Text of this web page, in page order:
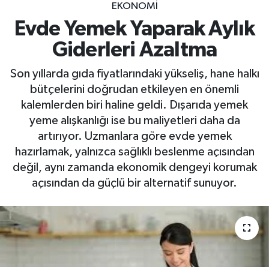
EKONOMİ
Evde Yemek Yaparak Aylık
Giderleri Azaltma
Son yıllarda gıda fiyatlarındaki yükseliş, hane halkı
bütçelerini doğrudan etkileyen en önemli
kalemlerden biri haline geldi. Dışarıda yemek
yeme alışkanlığı ise bu maliyetleri daha da
artırıyor. Uzmanlara göre evde yemek
hazırlamak, yalnızca sağlıklı beslenme açısından
değil, aynı zamanda ekonomik dengeyi korumak
açısından da güçlü bir alternatif sunuyor.